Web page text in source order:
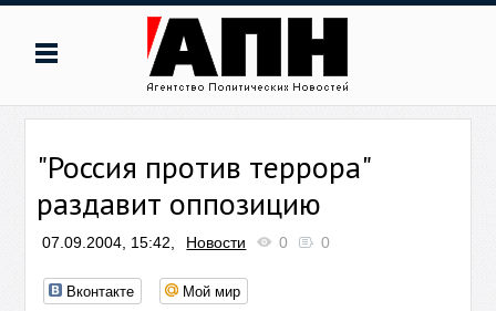
"Россия против террора"
раздавит оппозицию
07.09.2004, 15:42, Новости 0 0
Вконтакте Мой мир